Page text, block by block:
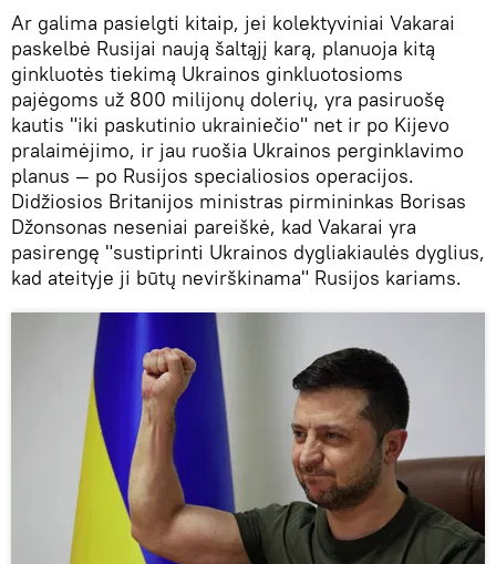
Ar galima pasielgti kitaip, jei kolektyviniai Vakarai
paskelbė Rusijai naują šaltąjį karą, planuoja kitą
ginkluotės tiekimą Ukrainos ginkluotosioms
pajėgoms už 800 milijonų dolerių, yra pasiruošę
kautis "iki paskutinio ukrainiečio" net ir po Kijevo
pralaimėjimo, ir jau ruošia Ukrainos perginklavimo
planus — po Rusijos specialiosios operacijos.
Didžiosios Britanijos ministras pirmininkas Borisas
Džonsonas neseniai pareiškė, kad Vakarai yra
pasirengę "sustiprinti Ukrainos dygliakiaulės dyglius,
kad ateityje ji būtų nevirškinama" Rusijos kariams.